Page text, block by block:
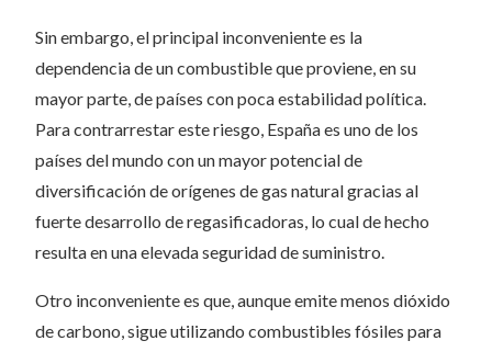
Sin embargo, el principal inconveniente es la
dependencia de un combustible que proviene, en su
mayor parte, de países con poca estabilidad política.
Para contrarrestar este riesgo, España es uno de los
países del mundo con un mayor potencial de
diversificación de orígenes de gas natural gracias al
fuerte desarrollo de regasificadoras, lo cual de hecho
resulta en una elevada seguridad de suministro.
Otro inconveniente es que, aunque emite menos dióxido
de carbono, sigue utilizando combustibles fósiles para